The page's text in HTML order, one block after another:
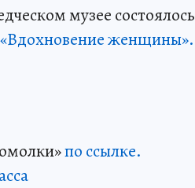
музее состоялось
женщины».
по ссылке.